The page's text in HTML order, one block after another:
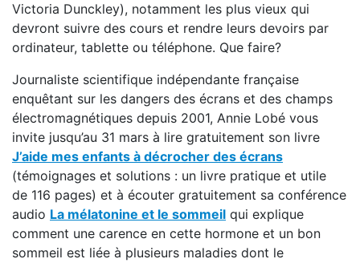
Victoria Dunckley), notamment les plus vieux qui
devront suivre des cours et rendre leurs devoirs par
ordinateur, tablette ou téléphone. Que faire?
Journaliste scientifique indépendante française
enquêtant sur les dangers des écrans et des champs
électromagnétiques depuis 2001, Annie Lobé vous
invite jusqu’au 31 mars à lire gratuitement son livre
J’aide mes enfants à décrocher des écrans
(témoignages et solutions : un livre pratique et utile
de 116 pages) et à écouter gratuitement sa conférence
audio La mélatonine et le sommeil qui explique
comment une carence en cette hormone et un bon
sommeil est liée à plusieurs maladies dont le